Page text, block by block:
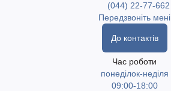
(044) 22-77-662
Передзвоніть мені
До контактів
Час роботи
понеділок-неділя
09:00-18:00